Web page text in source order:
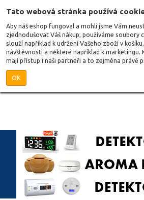
Tato webová stránka používá
Aby náš eshop fungoval a mohli jsme Vám
zjednodušovat Váš nákup, používáme soubory
slouží například k udržení Vašeho zboží v
návštěvnosti a některé například k marketingu.
mají přístup i naši partneři a to zejména právě
OK